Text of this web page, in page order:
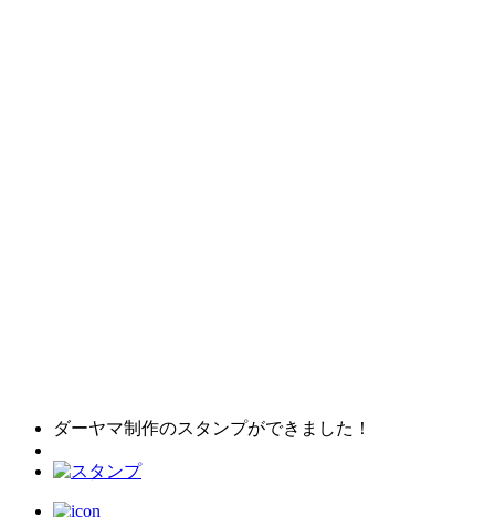
ダーヤマ制作のスタンプができました！